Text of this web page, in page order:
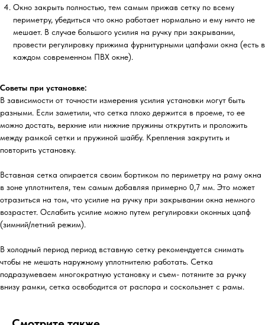
Окно закрыть полностью, тем самым прижав сетку по всему
периметру, убедиться что окно работает нормально и ему ничто не
мешает. В случае большого усилия на ручку при закрывании,
провести регулировку прижима фурнитурными цапфами окна (есть в
каждом современном ПВХ окне).
Советы при установке:
В зависимости от точности измерения усилия установки могут быть
разными. Если заметили, что сетка плохо держится в проеме, то ее
можно достать, верхние или нижние пружины открутить и проложить
между рамкой сетки и пружиной шайбу. Крепления закрутить и
повторить установку.
Вставная сетка опирается своим бортиком по периметру на раму окна
в зоне уплотнителя, тем самым добавляя примерно 0,7 мм. Это может
отразиться на том, что усилие на ручку при закрывании окна немного
возрастет. Ослабить усилие можно путем регулировки оконных цапф
(зимний/летний режим).
В холодный период период вставную сетку рекомендуется снимать
чтобы не мешать наружному уплотнителю работать. Сетка
подразумеваем многократную установку и съем- потяните за ручку
внизу рамки, сетка освободится от распора и соскользнет с рамы.